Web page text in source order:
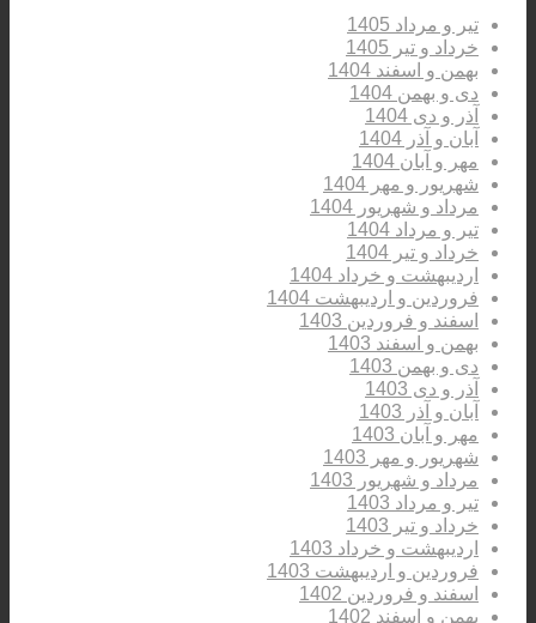
تیر و مرداد 1405
خرداد و تیر 1405
بهمن و اسفند 1404
دی و بهمن 1404
آذر و دی 1404
آبان و آذر 1404
مهر و آبان 1404
شهریور و مهر 1404
مرداد و شهریور 1404
تیر و مرداد 1404
خرداد و تیر 1404
اردیبهشت و خرداد 1404
فروردین و اردیبهشت 1404
اسفند و فروردین 1403
بهمن و اسفند 1403
دی و بهمن 1403
آذر و دی 1403
آبان و آذر 1403
مهر و آبان 1403
شهریور و مهر 1403
مرداد و شهریور 1403
تیر و مرداد 1403
خرداد و تیر 1403
اردیبهشت و خرداد 1403
فروردین و اردیبهشت 1403
اسفند و فروردین 1402
بهمن و اسفند 1402